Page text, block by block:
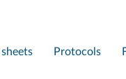
Protocols